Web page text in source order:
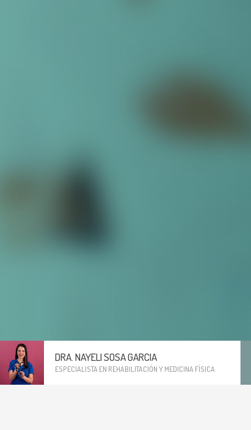
DRA. NAYELI SOSA GARCIA
ESPECIALISTA EN REHABILITACIÓN Y MEDICINA FÍSICA